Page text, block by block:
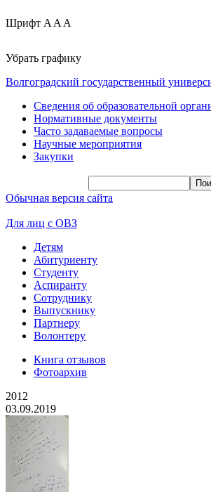
Шрифт A A A
Убрать графику
Волгоградский государственный
Сведения об образовательной
Нормативные документы
Часто задаваемые вопросы
Научные мероприятия
Закупки
Обычная версия сайта
Для лиц с ОВЗ
Детям
Абитуриенту
Студенту
Аспиранту
Сотруднику
Выпускнику
Партнеру
Волонтеру
Книга отзывов
Фотоархив
2012
03.09.2019